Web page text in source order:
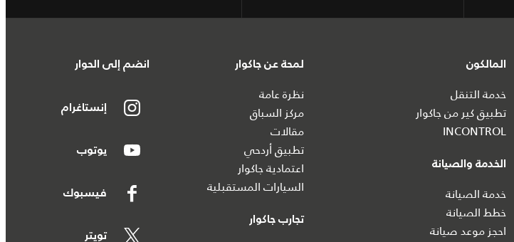
المالكون
خدمة التنقل
تطبيق كير من جاكوار
INCONTROL
الخدمة والصيانة
خدمة الصيانة
خطط الصيانة
احجز موعد صيانة
لمحة عن جاكوار
نظرة عامة
مركز السباق
مقالات
تطبيق أردحي
اعتمادية جاكوار
السيارات المستقبلية
تجارب جاكوار
انضم إلى الحوار
إنستاغرام
يوتوب
فيسبوك
تويتر